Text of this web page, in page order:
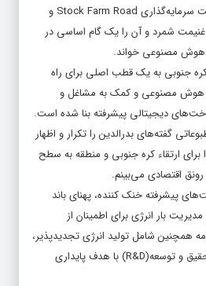
وی همچنین همکاری با شرکت سرمایه‌گذاری Stock Farm Road و
غنیمت شمرد و آن را یک گام اساسی در
هوش مصنوعی خواند.
جنوبی به یک قطب اصلی برای راه
هوش مصنوعی و کمک به مشاغل و
دیجیتالی پیشرفته بنا شده است.
گفته‌های بدرالدین را تکرار و اظهار
برای ارتقاء کره جنوبی و منطقه به سطح
اقتصادی می‌بینم.
پیشرفته خنک کننده، پهنای باند
بار انرژی برای اطمینان از
همچنین شامل تولید انرژی تجدیدپذیر،
تأمین تجهیزات و ابتکارات تحقیق و توسعه(R&D) با هدف پایداری